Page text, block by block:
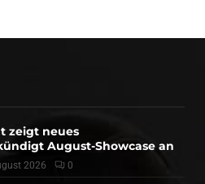
zeigt neues
August-Showcase an
2026 0